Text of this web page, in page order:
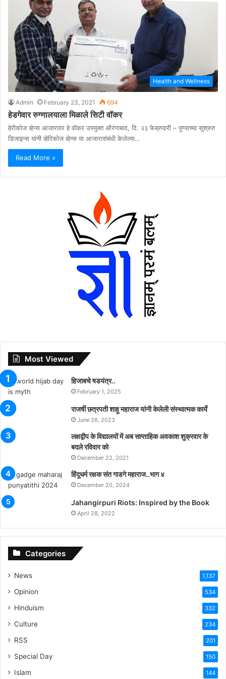
Health and Wellness
Admin February 23, 2021 694
हेडगेवार रुग्णालयाला मिळाले सिटी वॉकर
हेरीकोज व्हेन्स आजारावर हे वॉकर उपयुक्त औरंगाबाद, दि. २३ फेब्रुवारी – पुण्याच्या सुश्रुत
डिजाइन्स यांनी व्हेरिकोज व्हेन्स या आजारासंबंधी केलेल्या…
Read More »
Most Viewed
हिजाबचे षडयंत्र..
February 1, 2025
राजर्षी छत्रपती शाहू महाराज यांनी केलेली संस्थात्मक कार्ये
June 26, 2023
लक्षद्वीप के विद्यालयों में अब साप्ताहिक अवकाश शुक्रवार के
बदले रविवार को
December 22, 2021
हिंदूधर्म रक्षक संत गाडगे महाराज..भाग ४
December 20, 2024
Jahangirpuri Riots: Inspired by the Book
April 28, 2022
Categories
News 1,137
Opinion 534
Hinduism 332
Culture 234
RSS 201
Special Day 150
Islam 144